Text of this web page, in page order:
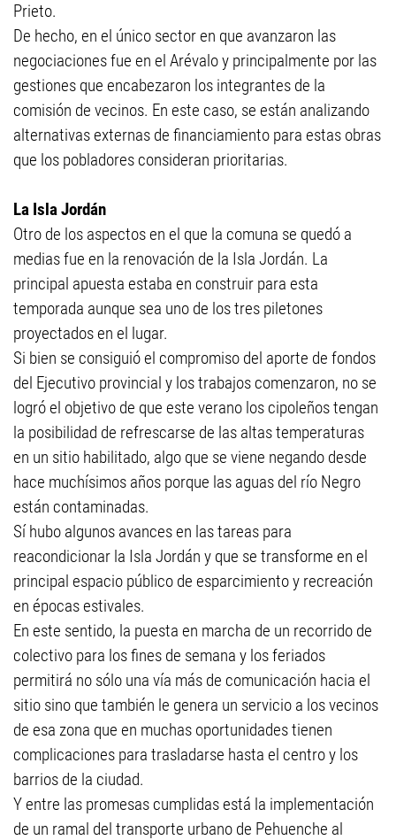
Prieto.
De hecho, en el único sector en que avanzaron las
negociaciones fue en el Arévalo y principalmente por las
gestiones que encabezaron los integrantes de la
comisión de vecinos. En este caso, se están analizando
alternativas externas de financiamiento para estas obras
que los pobladores consideran prioritarias.
La Isla Jordán
Otro de los aspectos en el que la comuna se quedó a
medias fue en la renovación de la Isla Jordán. La
principal apuesta estaba en construir para esta
temporada aunque sea uno de los tres piletones
proyectados en el lugar.
Si bien se consiguió el compromiso del aporte de fondos
del Ejecutivo provincial y los trabajos comenzaron, no se
logró el objetivo de que este verano los cipoleños tengan
la posibilidad de refrescarse de las altas temperaturas
en un sitio habilitado, algo que se viene negando desde
hace muchísimos años porque las aguas del río Negro
están contaminadas.
Sí hubo algunos avances en las tareas para
reacondicionar la Isla Jordán y que se transforme en el
principal espacio público de esparcimiento y recreación
en épocas estivales.
En este sentido, la puesta en marcha de un recorrido de
colectivo para los fines de semana y los feriados
permitirá no sólo una vía más de comunicación hacia el
sitio sino que también le genera un servicio a los vecinos
de esa zona que en muchas oportunidades tienen
complicaciones para trasladarse hasta el centro y los
barrios de la ciudad.
Y entre las promesas cumplidas está la implementación
de un ramal del transporte urbano de Pehuenche al